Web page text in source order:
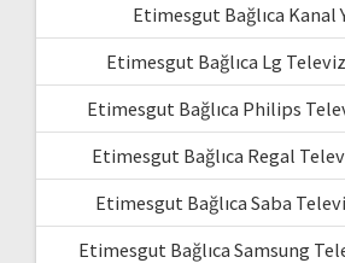
Etimesgut Bağlıca Kanal
Etimesgut Bağlıca Lg
Etimesgut Bağlıca Philips
Etimesgut Bağlıca Regal
Etimesgut Bağlıca Saba
Etimesgut Bağlıca Samsung